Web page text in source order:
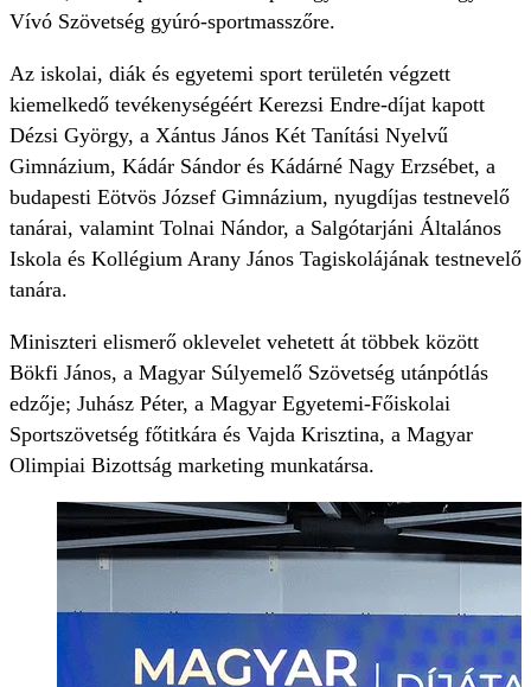
Vívó Szövetség gyúró-sportmasszőre.
Az iskolai, diák és egyetemi sport területén végzett
kiemelkedő tevékenységéért Kerezsi Endre-díjat kapott
Dézsi György, a Xántus János Két Tanítási Nyelvű
Gimnázium, Kádár Sándor és Kádárné Nagy Erzsébet, a
budapesti Eötvös József Gimnázium, nyugdíjas testnevelő
tanárai, valamint Tolnai Nándor, a Salgótarjáni Általános
Iskola és Kollégium Arany János Tagiskolájának testnevelő
tanára.
Miniszteri elismerő oklevelet vehetett át többek között
Bökfi János, a Magyar Súlyemelő Szövetség utánpótlás
edzője; Juhász Péter, a Magyar Egyetemi-Főiskolai
Sportszövetség főtitkára és Vajda Krisztina, a Magyar
Olimpiai Bizottság marketing munkatársa.